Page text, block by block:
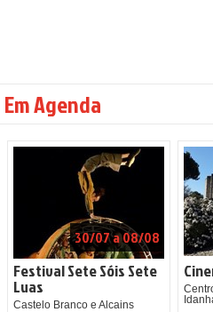
Em Agenda
30/07 a 08/08
Festival Sete Sóis Sete
Luas
Castelo Branco e Alcains